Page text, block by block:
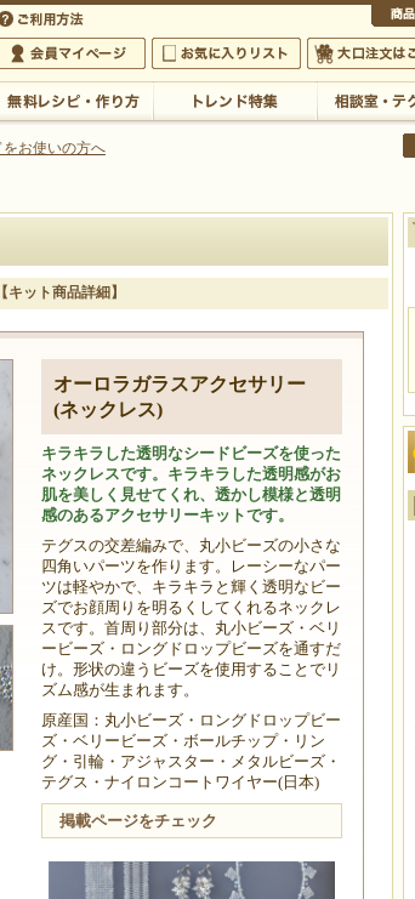
円以上のご注文で送料は当店が負担いたします
が負担いたします
員マイページ
お気に入りリスト 大口注文はこち
お使いの方へ
ット商品詳細】
オーロラガラスアクセサリー
(ネックレス)
キラキラした透明なシードビーズを使った
ネックレスです。キラキラした透明感がお
肌を美しく見せてくれ、透かし模様と透明
感のあるアクセサリーキットです。
テグスの交差編みで、丸小ビーズの小さな
四角いパーツを作ります。レーシーなパー
ツは軽やかで、キラキラと輝く透明なビー
ズでお顔周りを明るくしてくれるネックレ
スです。首周り部分は、丸小ビーズ・ベリ
ービーズ・ロングドロップビーズを通すだ
け。形状の違うビーズを使用することでリ
ズム感が生まれます。
原産国：丸小ビーズ・ロングドロップビー
ズ・ベリービーズ・ボールチップ・リン
グ・引輪・アジャスター・メタルビーズ・
テグス・ナイロンコートワイヤー(日本)
掲載ページをチェック